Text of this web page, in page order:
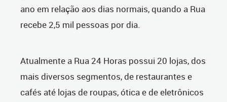
ano em relação aos dias normais, quando a Rua
recebe 2,5 mil pessoas por dia.
Atualmente a Rua 24 Horas possui 20 lojas, dos
mais diversos segmentos, de restaurantes e
cafés até lojas de roupas, ótica e de eletrônicos